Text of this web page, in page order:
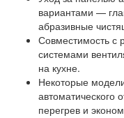
вариантами —
абразивные
Совместимость с
системами
на кухне.
Некоторые
автоматического
перегрев и